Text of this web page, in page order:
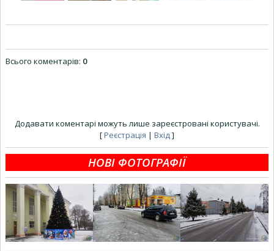
Всього коментарів: 0
Додавати коментарі можуть лише зареєстровані користувачі.
[Реєстрація | Вхід ]
НОВІ ФОТОГРАФІЇ